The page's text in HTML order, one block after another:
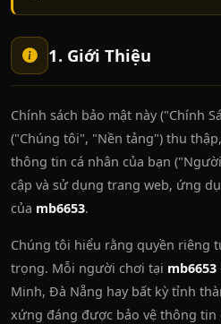
1. Giới Thiệu
Chính sách bảo mật này ("Chính
("Chúng tôi", "Nền tảng") thu
thông tin cá nhân của bạn
cập và sử dụng trang web, ứng
của mb6653.
Chúng tôi hiểu rằng quyền riêng
trọng. Mỗi người chơi tại mb6653
Minh, Đà Nẵng hay bất kỳ tỉnh
xứng đáng được bảo vệ thông tin